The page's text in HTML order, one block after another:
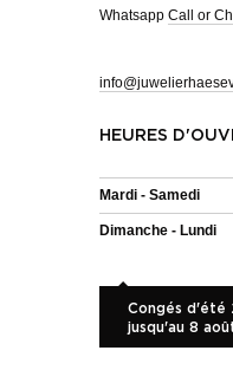
Whatsapp Call or
HEURES
Mardi - Samedi
Dimanche - Lundi
Congés d'été
jusqu'au 8